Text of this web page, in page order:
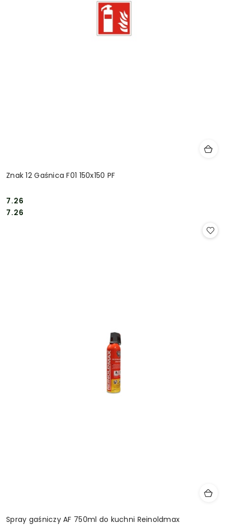
Znak 12 Gaśnica F01 150x150 PF
Cena:
7.26
Cena:
7.26
Spray gaśniczy AF 750ml do kuchni Reinoldmax